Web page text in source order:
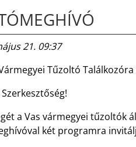
21. 09:37
Tűzoltó
a Vas vármegyei tűzoltók
két programra